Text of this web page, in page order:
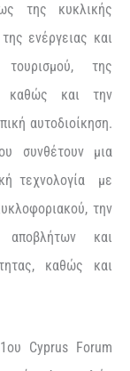
της κυκλικής
ενέργειας και
της
καθώς και την
αυτοδιοίκηση.
συνθέτουν μια
τεχνολογία με
την
αποβλήτων και
καθώς και
Cyprus Forum